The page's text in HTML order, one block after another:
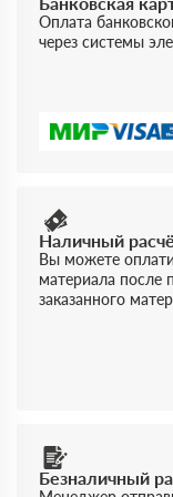
Оплата
через системы
Наличный
Вы можете
материала после
заказанного
Безналичный